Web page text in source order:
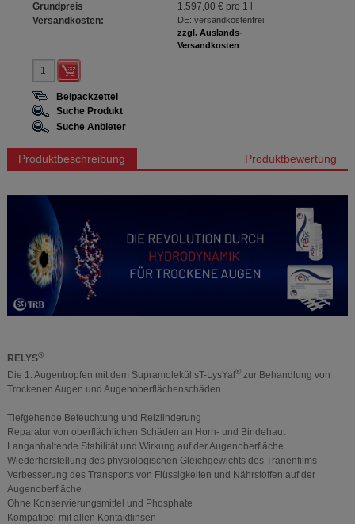
Grundpreis
1.597,00 €pro 1 l
Versandkosten:
DE: versandkostenfrei
zzgl. Auslands-
Versandkosten
Beipackzettel
Suche Produkt
Suche Anbieter
Produktbeschreibung Produktbewertung
RELYS®
Die 1. Augentropfen mit dem Supramolekül sT-LysYal ® zur Behandlung von
Trockenen Augen und Augenoberflächenschäden
Tiefgehende Befeuchtung und Reizlinderung
Reparatur von oberflächlichen Schäden an Horn- und Bindehaut
Langanhaltende Stabilität und Wirkung auf der Augenoberfläche
Wiederherstellung des physiologischen Gleichgewichts des Tränenfilms
Verbesserung des Transports von Flüssigkeiten und Nährstoffen auf der
Augenoberfläche
Ohne Konservierungsmittel und Phosphate
Kompatibel mit allen Kontaktlinsen